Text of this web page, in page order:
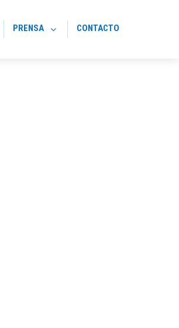
PRENSA CONTACTO